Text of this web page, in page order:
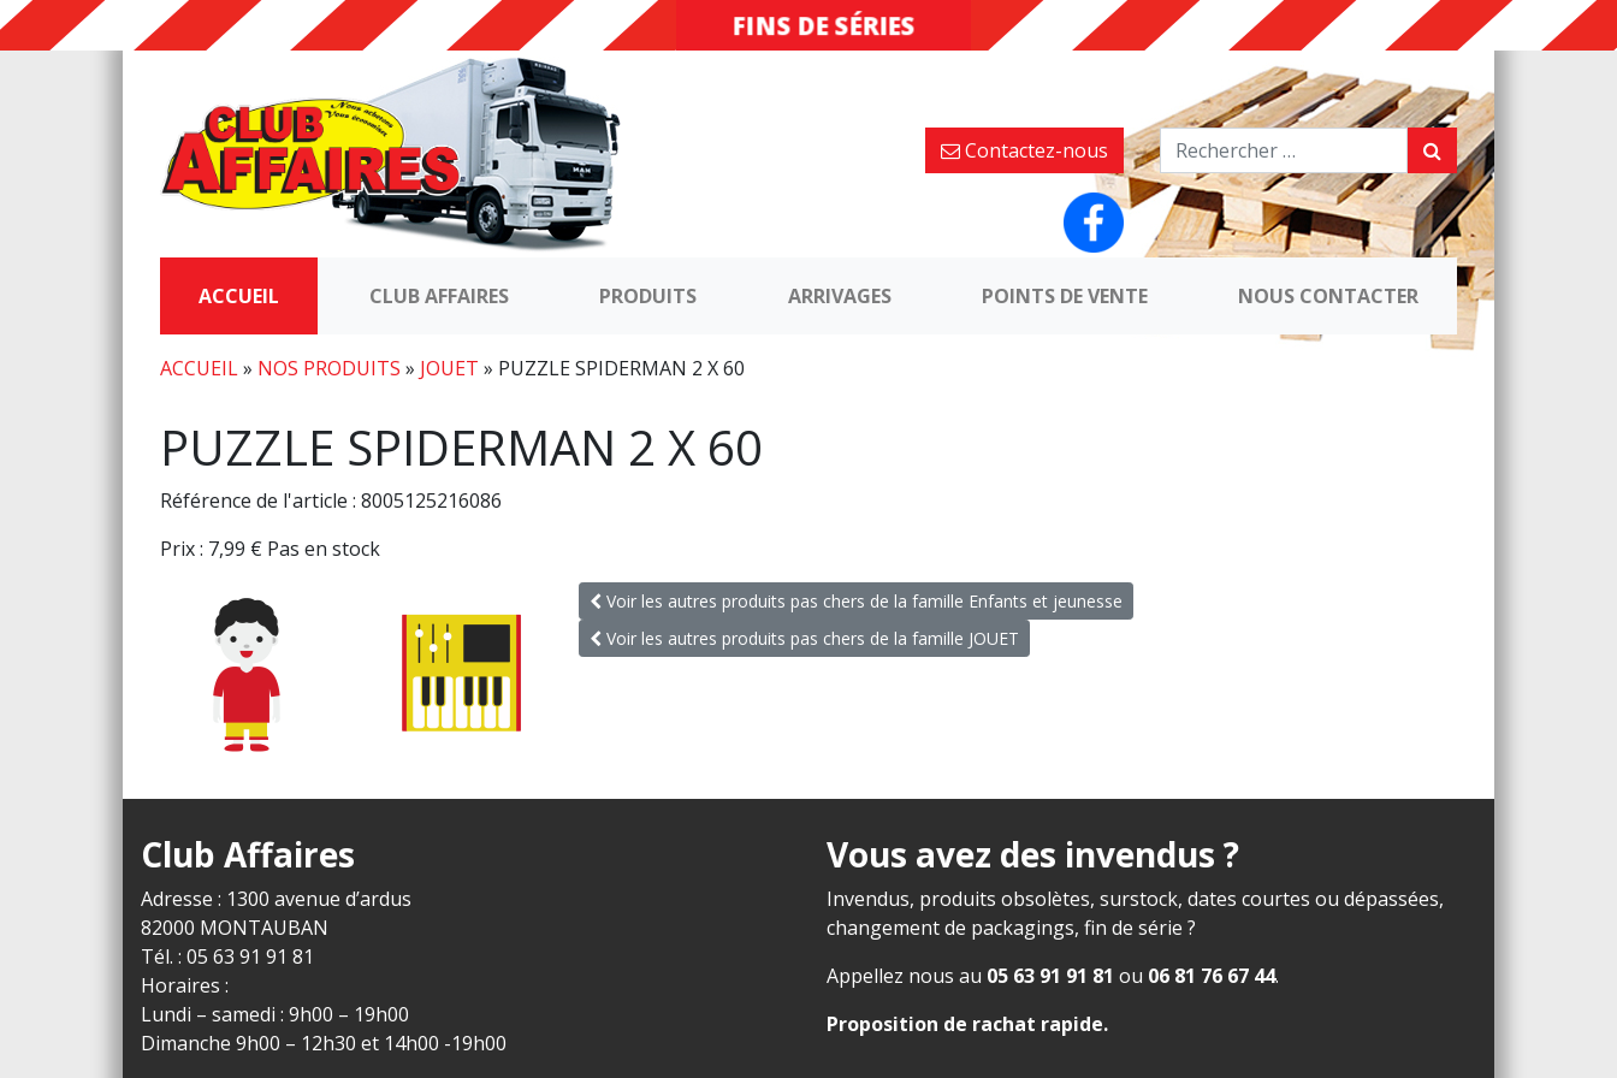
DESTOCKAGE
FINS DE SÉRIES
Contactez-nous
ACCUEIL CLUB AFFAIRES PRODUITS ARRIVAGES POINTS DE VENTE NOUS CONTACTER
ACCUEIL» NOS PRODUITS » JOUET » PUZZLE SPIDERMAN 2 X 60
PUZZLE SPIDERMAN 2 X 60
Référence de l'article : 8005125216086
Prix : 7,99 € Pas en stock
Voir les autres produits pas chers de la famille Enfants et jeunesse
Voir les autres produits pas chers de la famille JOUET
Club Affaires
Adresse : 1300 avenue d’ardus
82000 MONTAUBAN
Tél. : 05 63 91 91 81
Horaires :
Lundi – samedi : 9h00 – 19h00
Dimanche 9h00 – 12h30 et 14h00 -19h00
Vous avez des invendus ?
Invendus, produits obsolètes, surstock, dates courtes ou dépassées,
changement de packagings, fin de série ?
Appellez nous au 05 63 91 91 81 ou 06 81 76 67 44.
Proposition de rachat rapide.